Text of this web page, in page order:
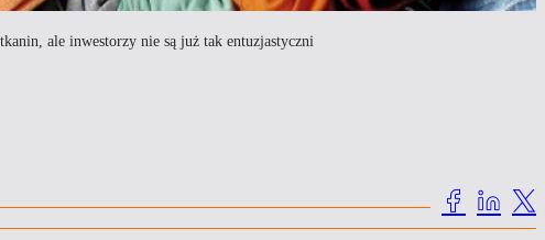
ale inwestorzy nie są już tak entuzjastyczni